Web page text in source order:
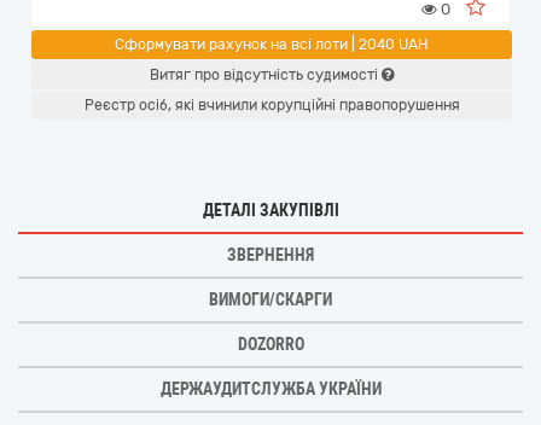
0
Сформувати рахунок на всі лоти | 2040 UAH
Витяг про відсутність судимості
Реєстр осіб, які вчинили корупційні правопорушення
ДЕТАЛІ ЗАКУПІВЛІ
ЗВЕРНЕННЯ
ВИМОГИ/СКАРГИ
DOZORRO
ДЕРЖАУДИТСЛУЖБА УКРАЇНИ